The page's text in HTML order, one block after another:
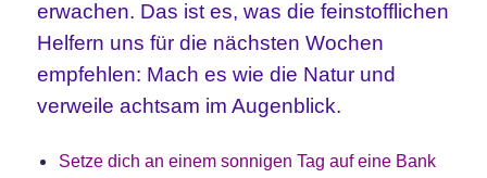
erwachen. Das ist es, was die feinstofflichen
Helfern uns für die nächsten Wochen
empfehlen: Mach es wie die Natur und
verweile achtsam im Augenblick.
Setze dich an einem sonnigen Tag auf eine Bank